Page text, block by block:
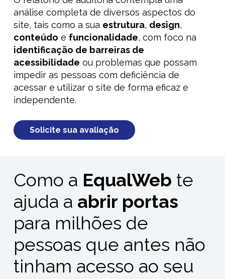
análise completa de diversos aspectos do
site, tais como a sua estrutura, design,
conteúdo e funcionalidade, com foco na
identificação de barreiras de
acessibilidade ou problemas que possam
impedir as pessoas com deficiência de
acessar e utilizar o site de forma eficaz e
independente.
Solicite sua avaliação
Como a EqualWeb te
ajuda a abrir portas
para milhões de
pessoas que antes não
tinham acesso ao seu